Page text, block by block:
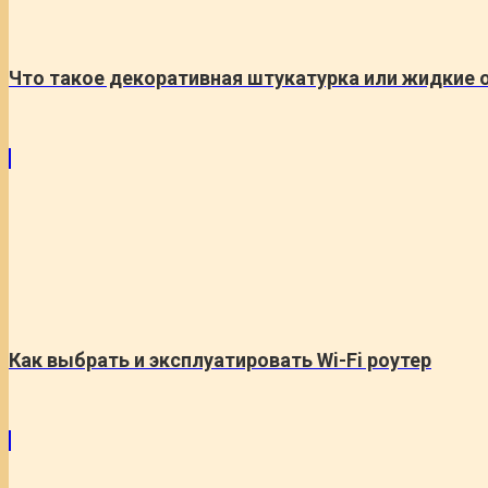
Что такое декоративная штукатурка или жидкие
Как выбрать и эксплуатировать Wi-Fi роутер